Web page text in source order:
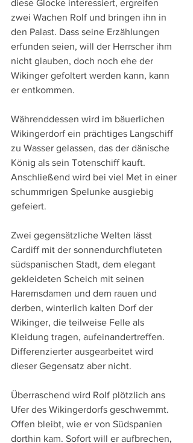
diese Glocke interessiert, ergreifen
zwei Wachen Rolf und bringen ihn in
den Palast. Dass seine Erzählungen
erfunden seien, will der Herrscher ihm
nicht glauben, doch noch ehe der
Wikinger gefoltert werden kann, kann
er entkommen.
Währenddessen wird im bäuerlichen
Wikingerdorf ein prächtiges Langschiff
zu Wasser gelassen, das der dänische
König als sein Totenschiff kauft.
Anschließend wird bei viel Met in einer
schummrigen Spelunke ausgiebig
gefeiert.
Zwei gegensätzliche Welten lässt
Cardiff mit der sonnendurchfluteten
südspanischen Stadt, dem elegant
gekleideten Scheich mit seinen
Haremsdamen und dem rauen und
derben, winterlich kalten Dorf der
Wikinger, die teilweise Felle als
Kleidung tragen, aufeinandertreffen.
Differenzierter ausgearbeitet wird
dieser Gegensatz aber nicht.
Überraschend wird Rolf plötzlich ans
Ufer des Wikingerdorfs geschwemmt.
Offen bleibt, wie er von Südspanien
dorthin kam. Sofort will er aufbrechen,